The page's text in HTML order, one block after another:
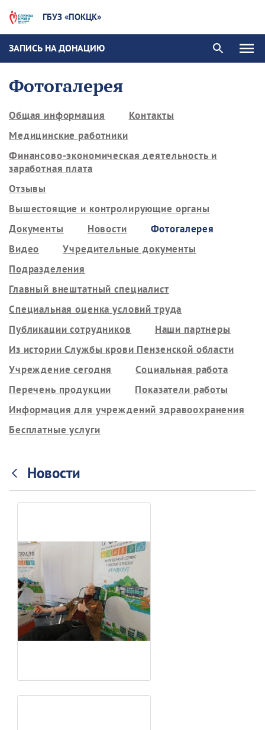
ГБУЗ «ПОКЦК»
ЗАПИСЬ НА ДОНАЦИЮ
Фотогалерея
Общая информация
Контакты
Медицинские работники
Финансово-экономическая деятельность и
заработная плата
Отзывы
Вышестоящие и контролирующие органы
Документы
Новости
Фотогалерея
Видео
Учредительные документы
Подразделения
Главный внештатный специалист
Специальная оценка условий труда
Публикации сотрудников
Наши партнеры
Из истории Службы крови Пензенской области
Учреждение сегодня
Социальная работа
Перечень продукции
Показатели работы
Информация для учреждений здравоохранения
Бесплатные услуги
Новости